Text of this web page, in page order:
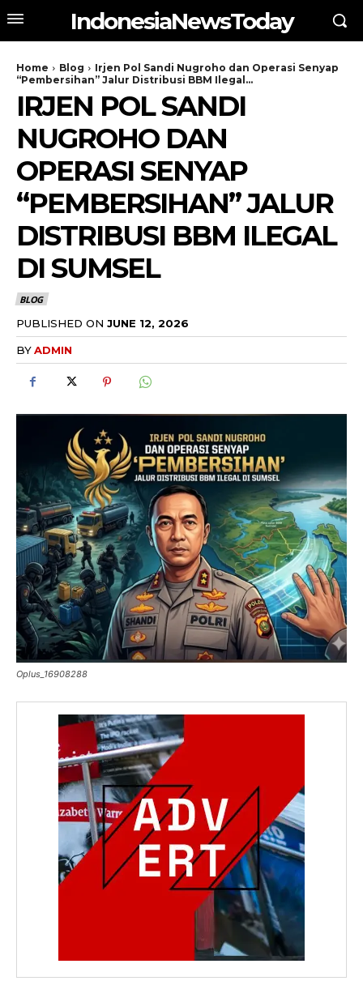
IndonesiaNewsToday
Home Blog
Irjen Pol Sandi Nugroho dan Operasi Senyap
“Pembersihan” Jalur Distribusi BBM Ilegal...
IRJEN POL SANDI
NUGROHO DAN
OPERASI SENYAP
“PEMBERSIHAN” JALUR
DISTRIBUSI BBM ILEGAL
DI SUMSEL
BLOG
PUBLISHED ON JUNE 12, 2026
BYADMIN
Oplus_16908288